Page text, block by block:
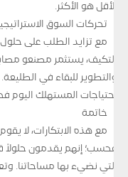
الأقل هو الأكثر.
تحركات السوق الاستراتيجية
مع تزايد الطلب على حلول
والتطوير للبقاء في الطليعة.
احتياجات المستهلك اليوم
خاتمة
فحسب؛ إنهم يقدمون حلولاً
التي نضيء بها مساحاتنا.